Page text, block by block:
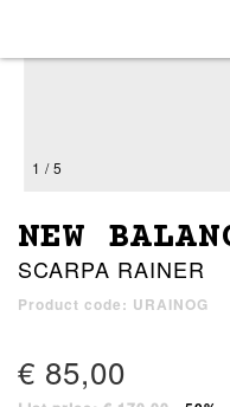
1 / 5
NEW
SCARPA RAINER
Product code: URAINOG
€ 85,00